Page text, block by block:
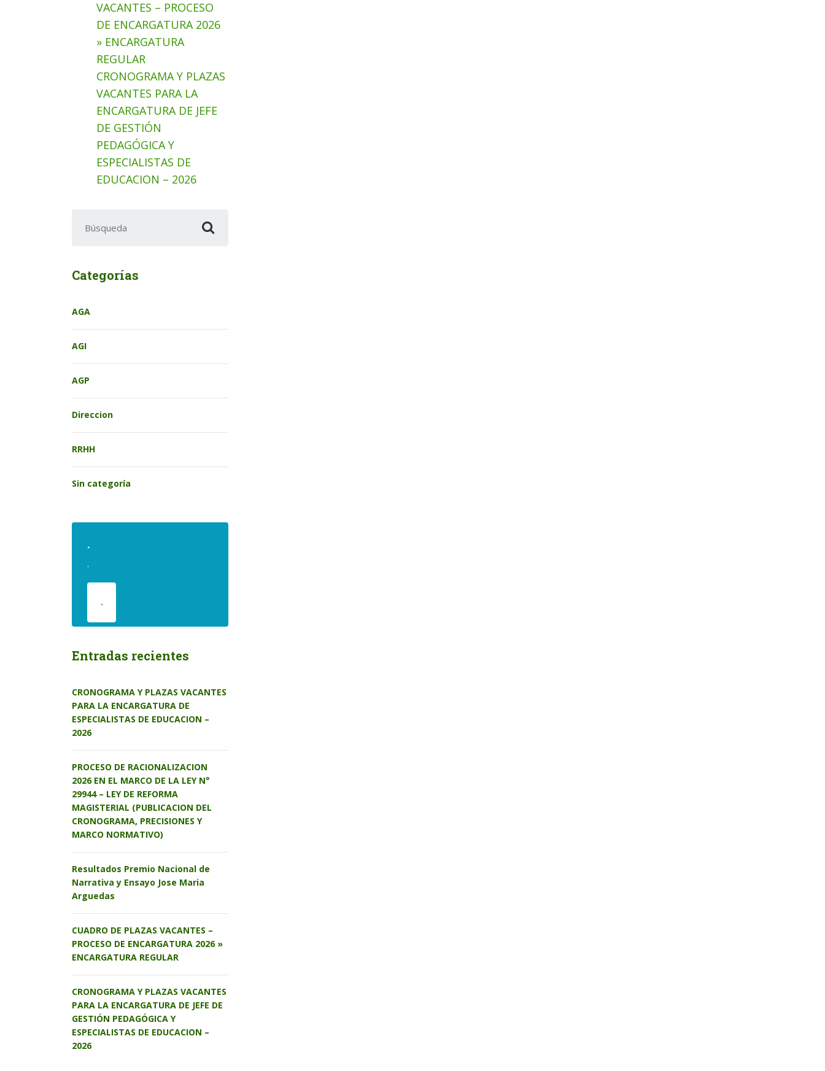
VACANTES – PROCESO
DE ENCARGATURA 2026
» ENCARGATURA
REGULAR
CRONOGRAMA Y PLAZAS
VACANTES PARA LA
ENCARGATURA DE JEFE
DE GESTIÓN
PEDAGÓGICA Y
ESPECIALISTAS DE
EDUCACION – 2026
Categorías
AGA
AGI
AGP
Direccion
RRHH
Sin categoría
.
.
.
Entradas recientes
CRONOGRAMA Y PLAZAS VACANTES
PARA LA ENCARGATURA DE
ESPECIALISTAS DE EDUCACION –
2026
PROCESO DE RACIONALIZACION
2026 EN EL MARCO DE LA LEY N°
29944 – LEY DE REFORMA
MAGISTERIAL (PUBLICACION DEL
CRONOGRAMA, PRECISIONES Y
MARCO NORMATIVO)
Resultados Premio Nacional de
Narrativa y Ensayo Jose Maria
Arguedas
CUADRO DE PLAZAS VACANTES –
PROCESO DE ENCARGATURA 2026 »
ENCARGATURA REGULAR
CRONOGRAMA Y PLAZAS VACANTES
PARA LA ENCARGATURA DE JEFE DE
GESTIÓN PEDAGÓGICA Y
ESPECIALISTAS DE EDUCACION –
2026